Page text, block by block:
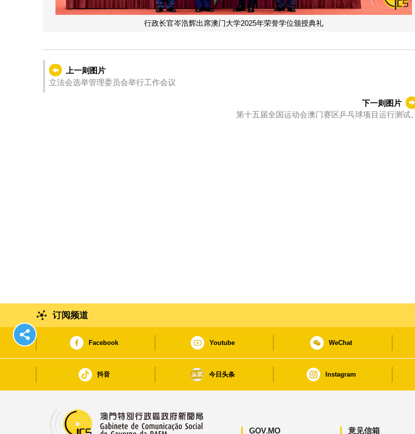
行政长官岑浩辉出席澳门大学2025年荣誉学位颁授典礼
上一则图片
立法会选举管理委员会举行工作会议
下一则图片
第十五届全国运动会澳门赛区乒乓球项目运行测试。
订阅频道
Facebook Youtube WeChat
抖音 今日头条 Instagram
GOV.MO 意见信箱